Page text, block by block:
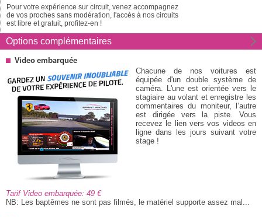
Pour votre expérience sur circuit, venez accompagnez
de vos proches sans modération, l'accès à nos circuits
est libre et gratuit, profitez-en !
Options complémentaires
Video embarquée
Chacune de nos voitures est
équipée d'un double système de
caméra. L'une est orientée vers le
stagiaire au volant et enregistre les
commentaires du moniteur, l’autre
est dirigée vers la piste. Vous
recevez le lien vers vos videos en
ligne dans les jours suivant votre
stage !
Tarif Video embarquée: 49
NB: Les baptêmes ne sont pas filmés, le matériel supporte assez mal...